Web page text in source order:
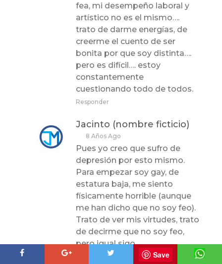
fea, mi desempeño laboral y
artístico no es el mismo….
trato de darme energías, de
creerme el cuento de ser
bonita por que soy distinta….
pero es difícil…. estoy
constantemente
cuestionando todo de todos.
Responder
Jacinto (nombre ficticio)
8 Años Ago
Pues yo creo que sufro de
depresión por esto mismo.
Para empezar soy gay, de
estatura baja, me siento
físicamente horrible (aunque
me han dicho que no soy feo).
Trato de ver mis virtudes, trato
de decirme que no soy feo,
pero igual sigo
comparándome
Save